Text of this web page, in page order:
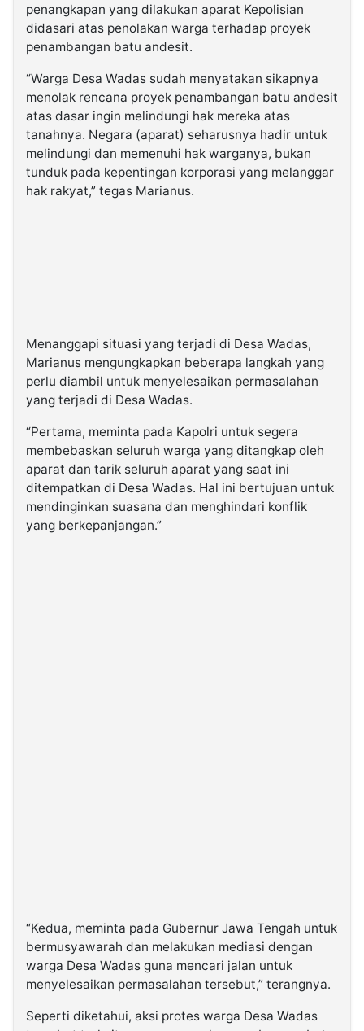
penangkapan yang dilakukan aparat Kepolisian
didasari atas penolakan warga terhadap proyek
penambangan batu andesit.
“Warga Desa Wadas sudah menyatakan sikapnya
menolak rencana proyek penambangan batu andesit
atas dasar ingin melindungi hak mereka atas
tanahnya. Negara (aparat) seharusnya hadir untuk
melindungi dan memenuhi hak warganya, bukan
tunduk pada kepentingan korporasi yang melanggar
hak rakyat,” tegas Marianus.
Menanggapi situasi yang terjadi di Desa Wadas,
Marianus mengungkapkan beberapa langkah yang
perlu diambil untuk menyelesaikan permasalahan
yang terjadi di Desa Wadas.
“Pertama, meminta pada Kapolri untuk segera
membebaskan seluruh warga yang ditangkap oleh
aparat dan tarik seluruh aparat yang saat ini
ditempatkan di Desa Wadas. Hal ini bertujuan untuk
mendinginkan suasana dan menghindari konflik
yang berkepanjangan.”
“Kedua, meminta pada Gubernur Jawa Tengah untuk
bermusyawarah dan melakukan mediasi dengan
warga Desa Wadas guna mencari jalan untuk
menyelesaikan permasalahan tersebut,” terangnya.
Seperti diketahui, aksi protes warga Desa Wadas